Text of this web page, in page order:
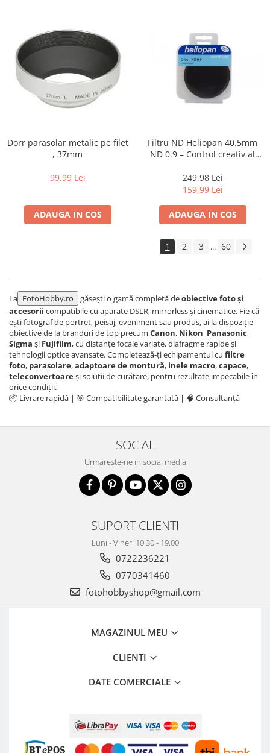
Dorr parasolar metalic pe filet
, 37mm
99,99 Lei
ADAUGA IN COS
Filtru ND Heliopan 40.5mm
ND 0.9 – Control creativ al
249,98 Lei
159,99 Lei
ADAUGA IN COS
1 2 3 ... 60
La FotoHobby.ro găsești o gamă completă deobiective foto și
accesorii compatibile cu aparate DSLR, mirrorless și cinematice. Fie că
ești fotograf de portret, peisaj, eveniment sau produs, ai la dispoziție
obiective de la branduri de top precum Canon, Nikon, Panasonic,
Sigma și Fujifilm, cu distanțe focale variate, diafragme rapide și
tehnologii optice avansate. Completează-ți echipamentul cu filtre
foto, parasolare,adaptoare de montură, inele macro,capace,
teleconvertoareși soluții de curățare, pentru rezultate impecabile în
orice condiții.
📦 Livrare rapidă | 🎯 Compatibilitate garantată | 🧠 Consultanță
SOCIAL
Urmareste-ne in social media
SUPORT CLIENTI
Luni - Vineri 10.30 - 19.00
0722236221
0770341460
fotohobbyshop@gmail.com
MAGAZINUL MEU
CLIENTI
DATE COMERCIALE